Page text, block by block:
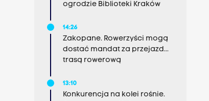
ogrodzie Biblioteki Kraków
14:26
Zakopane. Rowerzyści mogą
dostać mandat za przejazd...
trasą rowerową
13:10
Konkurencja na kolei rośnie.